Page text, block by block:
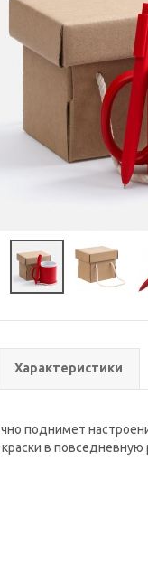
Характеристики
поднимет
в повседневную